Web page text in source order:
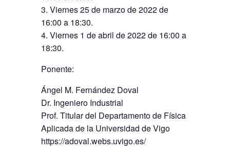
3. Viernes 25 de marzo de 2022 de
16:00 a 18:30.
4. Viernes 1 de abril de 2022 de 16:00 a
18:30.
Ponente:
Ángel M. Fernández Doval
Dr. Ingeniero Industrial
Prof. Titular del Departamento de Física
Aplicada de la Universidad de Vigo
https://adoval.webs.uvigo.es/